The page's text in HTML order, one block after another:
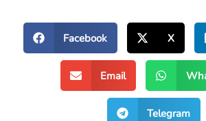
Facebook X
Email
Telegram